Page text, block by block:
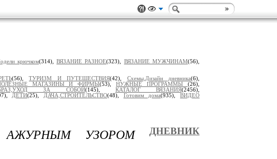
крючком(314),ВЯЗАНИЕ РАЗНОЕ(323), ВЯЗАНИЕ МУЖЧИНАМ(56),
(56),ТУРИЗМ И ПУТЕШЕСТВИЯ(42), Схемы,Дизайн дневника(6),
МАГАЗИНЫ И ФИРМЫ(53),НУЖНЫЕ ПРОГРАММЫ(26),
ЗА СОБОЙ(145), КАТАЛОГ ВЯЗАНИЯ(2456),
ДЕТИ(25), ДАЧА,СТРОИТЕЛЬСТВО(48), Готовим дома(935),ВИДЕО
УЗОРОМ
ДНЕВНИК